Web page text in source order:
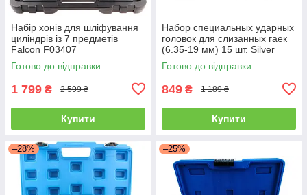
Набір хонів для шліфування
циліндрів із 7 предметів
Falcon F03407
Готово до відправки
1 799 ₴ 2 599 ₴
Купити
Набор специальных ударных
головок для слизанных гаек
(6.35-19 мм) 15 шт. Silver
S10755
Готово до відправки
849 ₴ 1 189 ₴
Купити
–28% –25%